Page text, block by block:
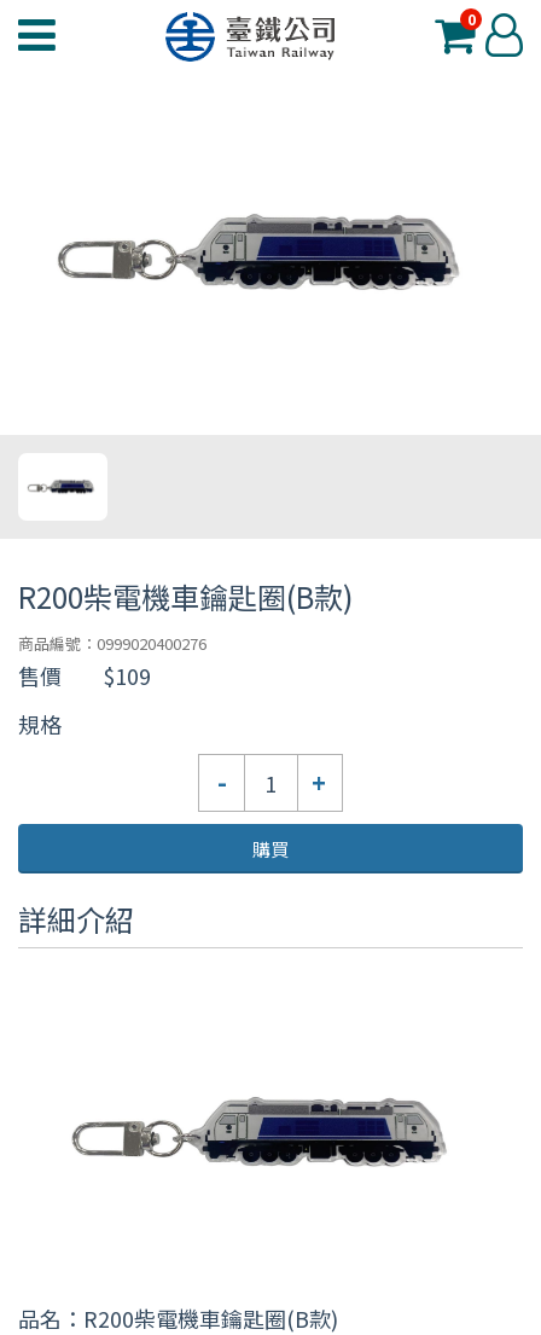
臺
0 登
入
R200柴電機車鑰匙圈(B款)
商品編號：0999020400276
售價
$109
規格
- +
購買
詳細介紹
品名：R200柴電機車鑰匙圈(B款)